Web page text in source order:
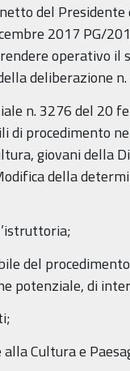
del
2017 PG/
operativo
deliberazione
n. 3276 del 20
di procedimento
giovani della
della
del
potenziale, di
Cultura e